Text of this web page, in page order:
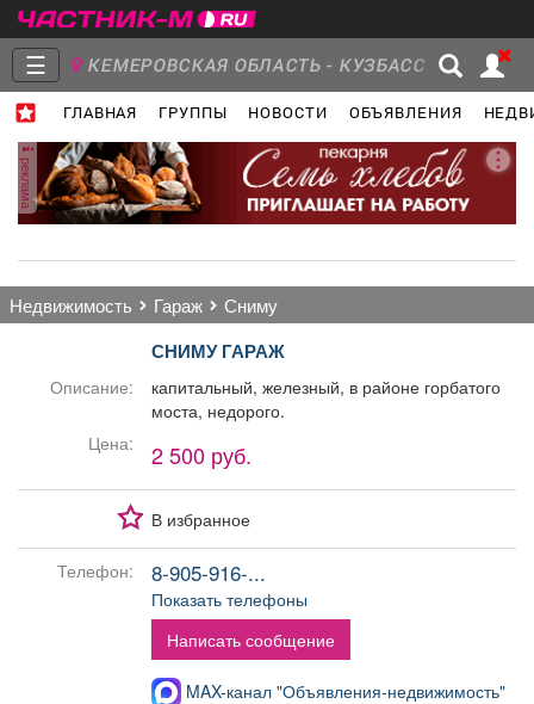
☰ КЕМЕРОВСКАЯ ОБЛАСТЬ - КУЗБАСС
ГЛАВНАЯ ГРУППЫ НОВОСТИ ОБЪЯВЛЕНИЯ
Главная
Группы Новости
Транспорт
Афиша Обучение Проекты
Поздравления
реклама
недвижимость гараж сниму
СНИМУ ГАРАЖ
Описание:
капитальный, железный, в районе горбатого
моста, недорого.
Цена:
2 500 руб.
В избранное
Телефон: 8-905-916-...
Показать телефоны
Написать сообщение
MAX-канал "Объявления-недвижимость"